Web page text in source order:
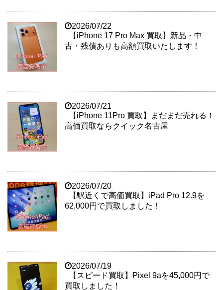
2026/07/22
【iPhone 17 Pro Max 買取】新品・中
古・残債ありも高額買取いたします！
2026/07/21
【iPhone 11Pro 買取】まだまだ売れる！
高価買取ならクイック名古屋
2026/07/20
【駅近くで高価買取】iPad Pro 12.9を
62,000円で買取しました！
2026/07/19
【スピード買取】Pixel 9aを45,000円で
買取しました！